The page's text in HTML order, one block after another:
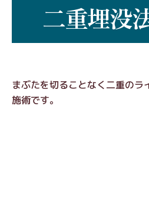
二重埋没
まぶたを切ることなく二重のラ
施術です。